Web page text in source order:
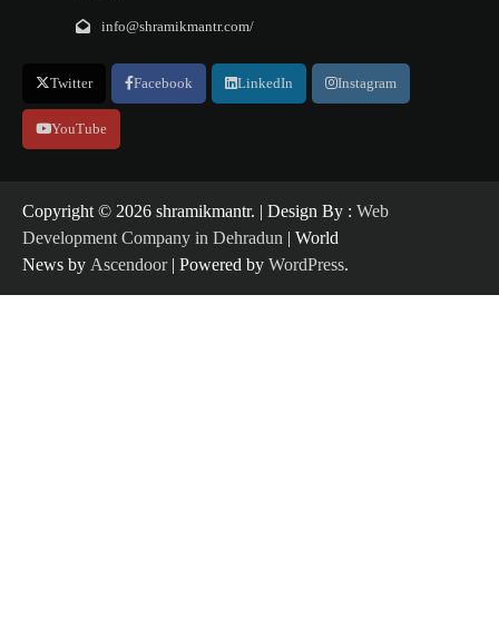
info@shramikmantr.com/
Twitter Facebook LinkedIn Instagram
YouTube
Copyright ©️ 2026 shramikmantr. | Design By : Web
Development Company in Dehradun | World
News by Ascendoor| Powered by WordPress.